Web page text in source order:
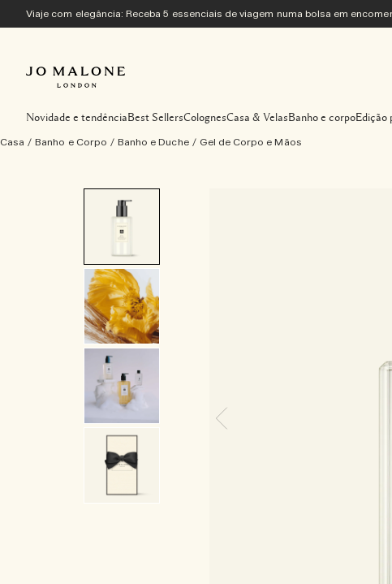
Viaje com elegância: Receba 5 essenciais de viagem numa bolsa em
Novidade e tendênciaBest SellersColognesCasa & VelasBanho e corpoEdição
Casa / Banho e Corpo / Banho e Duche / Gel de Corpo e Mãos